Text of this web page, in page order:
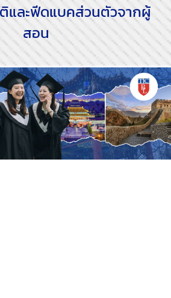
และฟีดแบคส่วนตัวจากผู้
สอน